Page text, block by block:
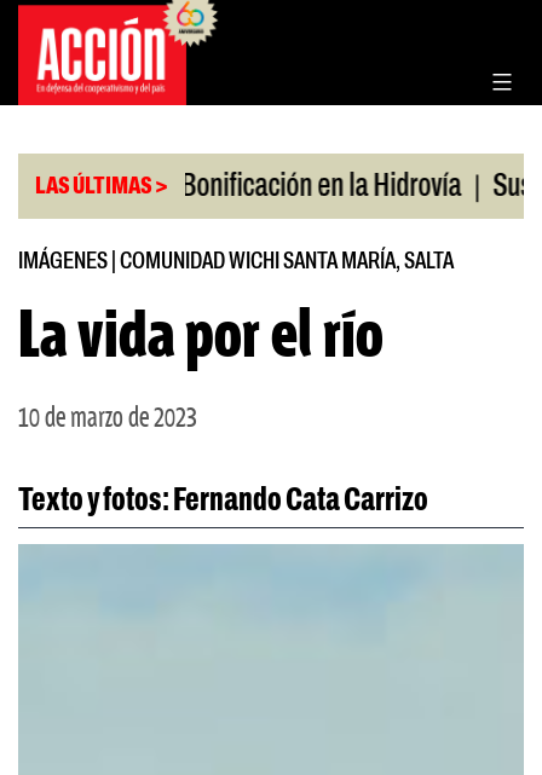
Saltar
contenido
LAS ÚLTIMAS >
en julio | Bonificación en la Hidrovía |
IMÁGENES COMUNIDAD WICHI SANTA MARÍA, SALTA
La vida por el río
10 de marzo de 2023
Texto y fotos: Fernando Cata Carrizo